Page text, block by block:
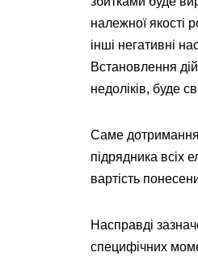
належної якості
інші негативні
Встановлення
недоліків, буде
Саме дотримання
підрядника всіх
вартість
Насправді
специфічних